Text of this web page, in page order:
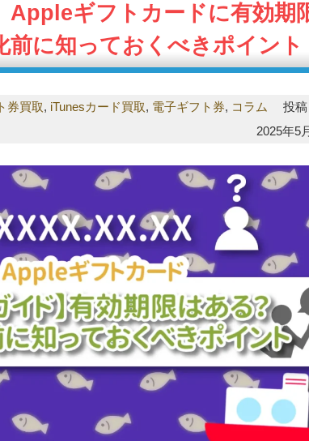
Appleギフトカードに有効期
前に知っておくべきポイント
券買取, iTunesカード買取, 電子ギフト券, コラム
投稿
2025年5